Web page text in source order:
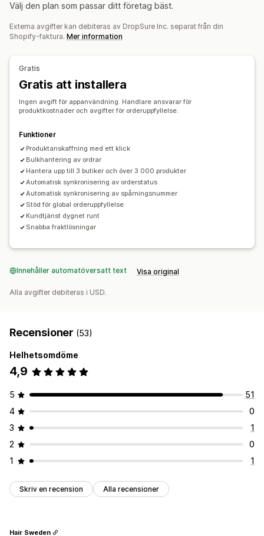
Företags- och kontorsprodukter Maskinvara
Inköpsställen
Franska Polynesien
Franska sydterritorierna
Kanada Kina Storbritannien Tyskland USA
Väskor
Apparel Dryckesartiklar
Heminredning
Leveransalternativ
Vit etikett Anpassad leverans
Orderspårning
Välj den plan som passar ditt företag bäst.
Externa avgifter kan debiteras av DropSure Inc. separat från din
Shopify-faktura. Mer information
Gratis
Gratis att installera
Ingen avgift för appanvändning. Handlare ansvarar för
produktkostnader och avgifter för orderuppfyllelse.
Funktioner
Produktanskaffning med ett klick
Bulkhantering av ordrar
Hantera upp till 3 butiker och över 3 000 produkter
Automatisk synkronisering av orderstatus
Automatisk synkronisering av spårningsnummer
Stöd för global orderuppfyllelse
Kundtjänst dygnet runt
Snabba fraktlösningar
Innehåller automatöversatt text Visa original
Alla avgifter debiteras i USD.
Recensioner (53)
Helhetsomdöme
4,9
5
51
4
0
3
1
2
0
1
1
Skriv en recension Alla recensioner
Hair Sweden